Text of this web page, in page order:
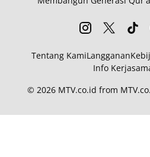
Tentang KamiLangganan
Info
© 2026 MTV.co.id from